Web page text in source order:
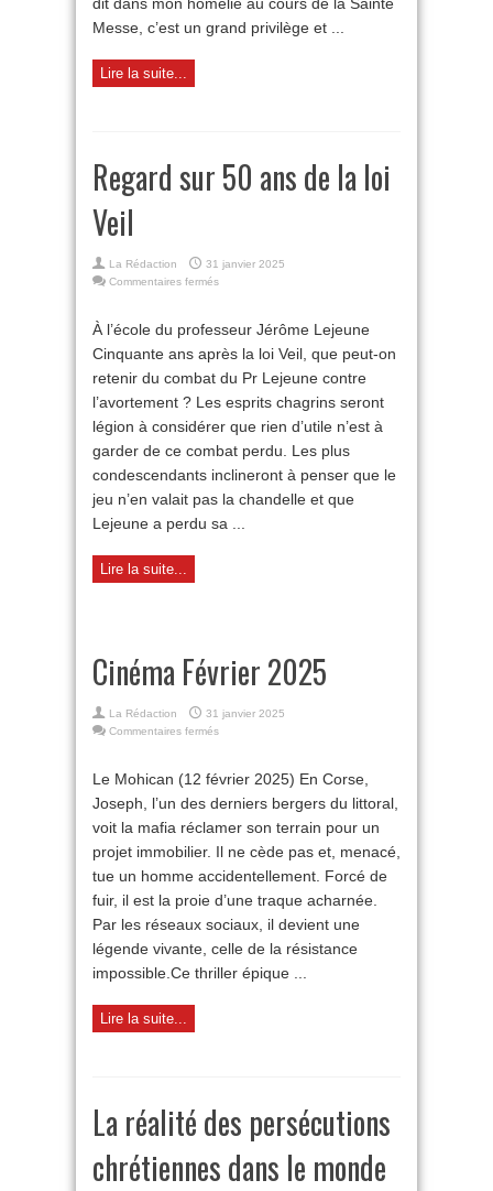
Messe, c’est un grand privilège et ...
Lire la suite...
Regard sur 50 ans de la loi
Veil
La Rédaction
31 janvier 2025
Commentaires fermés
50
ans
la
loi
À l’école du professeur Jérôme Lejeune
Cinquante ans après la loi Veil, que peut-on
retenir du combat du Pr Lejeune contre
l’avortement ? Les esprits chagrins seront
légion à considérer que rien d’utile n’est à
garder de ce combat perdu. Les plus
condescendants inclineront à penser que le
jeu n’en valait pas la chandelle et que
Lejeune a perdu sa ...
Lire la suite...
Cinéma Février 2025
La Rédaction
31 janvier 2025
Commentaires fermés
2025
Le Mohican (12 février 2025) En Corse,
Joseph, l’un des derniers bergers du littoral,
voit la mafia réclamer son terrain pour un
projet immobilier. Il ne cède pas et, menacé,
tue un homme accidentellement. Forcé de
fuir, il est la proie d’une traque acharnée.
Par les réseaux sociaux, il devient une
légende vivante, celle de la résistance
impossible.Ce thriller épique ...
Lire la suite...
La réalité des persécutions
chrétiennes dans le monde